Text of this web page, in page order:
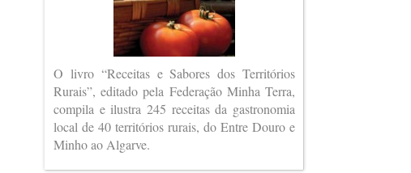
O livro “Receitas e Sabores dos Territórios
Rurais”, editado pela Federação Minha Terra,
compila e ilustra 245 receitas da gastronomia
local de 40 territórios rurais, do Entre Douro e
Minho ao Algarve.